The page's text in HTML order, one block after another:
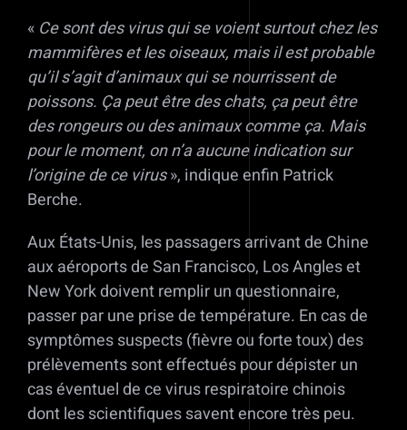
« Ce sont des virus qui se voient surtout chez les
mammifères et les oiseaux, mais il est probable
qu’il s’agit d’animaux qui se nourrissent de
poissons. Ça peut être des chats, ça peut être
des rongeurs ou des animaux comme ça. Mais
pour le moment, on n’a aucune indication sur
l’origine de ce virus», indique enfin Patrick
Berche.
Aux États-Unis, les passagers arrivant de Chine
aux aéroports de San Francisco, Los Angles et
New York doivent remplir un questionnaire,
passer par une prise de température. En cas de
symptômes suspects (fièvre ou forte toux) des
prélèvements sont effectués pour dépister un
cas éventuel de ce virus respiratoire chinois
dont les scientifiques savent encore très peu.